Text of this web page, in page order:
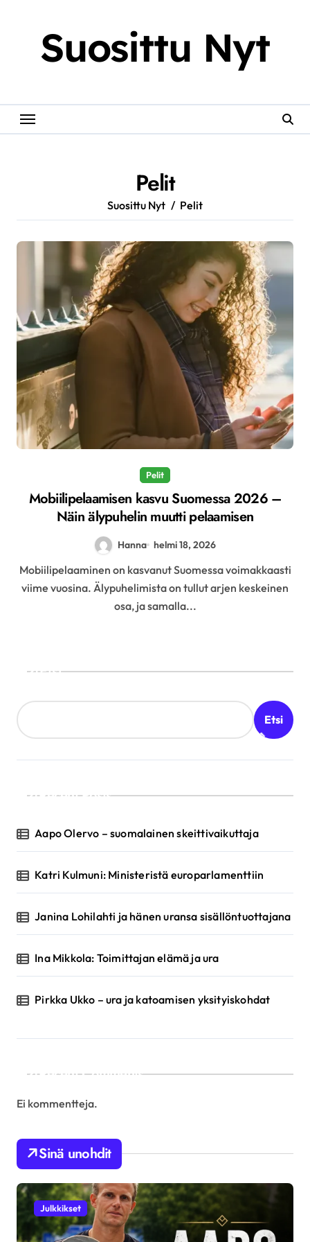
Suosittu Nyt
Pelit
Suosittu Nyt Pelit
Pelit
Mobiilipelaamisen kasvu Suomessa 2026 –
Näin älypuhelin muutti pelaamisen
Hanna helmi 18, 2026
Mobiilipelaaminen on kasvanut Suomessa voimakkaasti
viime vuosina. Älypuhelimista on tullut arjen keskeinen
osa, ja samalla...
Etsi
Etsi
Recent Posts
Aapo Olervo – suomalainen skeittivaikuttaja
Katri Kulmuni: Ministeristä europarlamenttiin
Janina Lohilahti ja hänen uransa sisällöntuottajana
Ina Mikkola: Toimittajan elämä ja ura
Pirkka Ukko – ura ja katoamisen yksityiskohdat
Recent Comments
Ei kommentteja.
Sinä unohdit
Julkkikset